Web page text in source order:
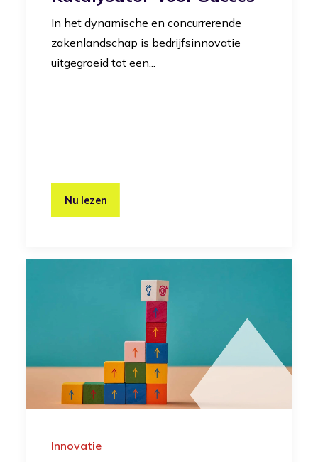
In het dynamische en concurrerende
zakenlandschap is bedrijfsinnovatie
uitgegroeid tot een...
Nu lezen
Innovatie